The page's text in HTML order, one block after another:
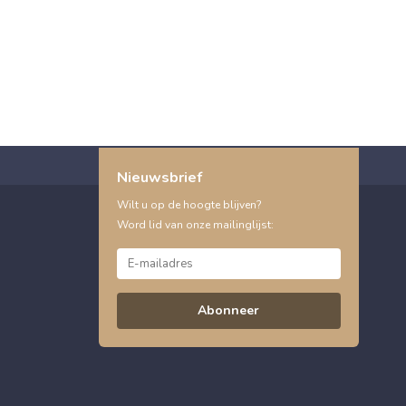
Nieuwsbrief
Wilt u op de hoogte blijven?
Word lid van onze mailinglijst:
Abonneer